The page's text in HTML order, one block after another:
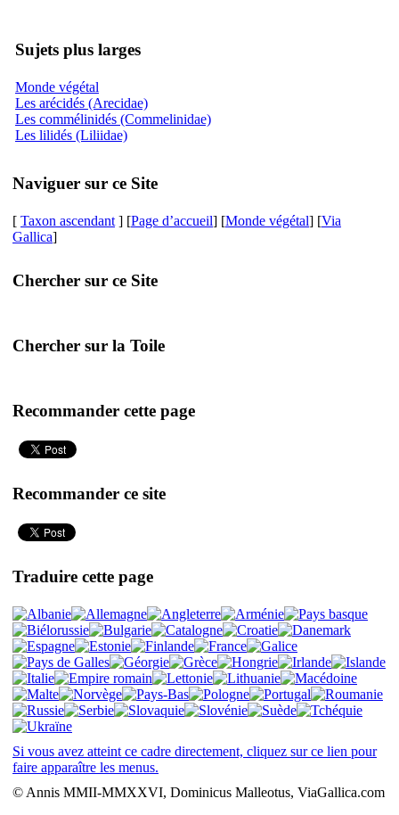
Sujets plus larges
Monde végétal
Les arécidés (Arecidae)
Les commélinidés (Commelinidae)
Les lilidés (Liliidae)
Naviguer sur ce Site
[ Taxon ascendant ] [Page d’accueil] [Monde végétal] [Via
Gallica]
Chercher sur ce Site
Chercher sur la Toile
Recommander cette page
Recommander ce site
Traduire cette page
Si vous avez atteint ce cadre directement, cliquez sur ce lien pour
faire apparaître les menus.
© Annis MMII-MMXXVI, Dominicus Malleotus, ViaGallica.com